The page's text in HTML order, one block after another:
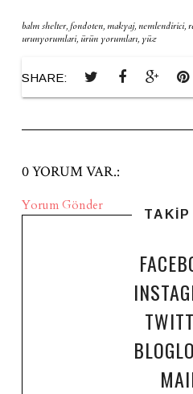
balm shelter,fondoten, makyaj, nemlendirici,
urunyorumlari, ürün yorumları,yüz
SHARE:
0 YORUM VAR.:
Yorum Gönder
TAKİP